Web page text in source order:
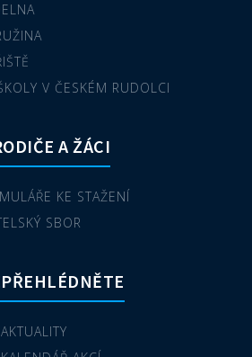
V ČESKÉM RUDOLCI
A ŽÁCI
KE STAŽENÍ
SBOR
AKTUALITY